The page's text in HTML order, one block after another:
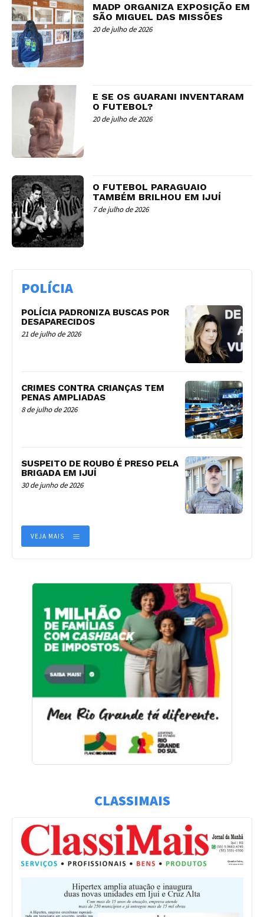
MADP ORGANIZA EXPOSIÇÃO EM
SÃO MIGUEL DAS MISSÕES
20 de julho de 2026
E SE OS GUARANI INVENTARAM
O FUTEBOL?
20 de julho de 2026
O FUTEBOL PARAGUAIO
TAMBÉM BRILHOU EM IJUÍ
7 de julho de 2026
POLÍCIA
POLÍCIA PADRONIZA BUSCAS POR
DESAPARECIDOS
21 de julho de 2026
CRIMES CONTRA CRIANÇAS TEM
PENAS AMPLIADAS
8 de julho de 2026
SUSPEITO DE ROUBO É PRESO PELA
BRIGADA EM IJUÍ
30 de junho de 2026
VEJA MAIS
CLASSIMAIS